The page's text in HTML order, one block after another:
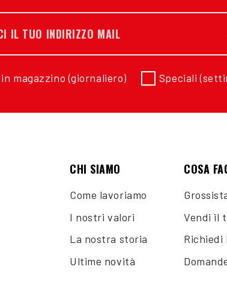
magazzino (giornaliero) Speciali
CHI SIAMO
Come lavoriamo
I nostri valori
La nostra storia
Ultime novità
COSA
Vendi il
Richiedi